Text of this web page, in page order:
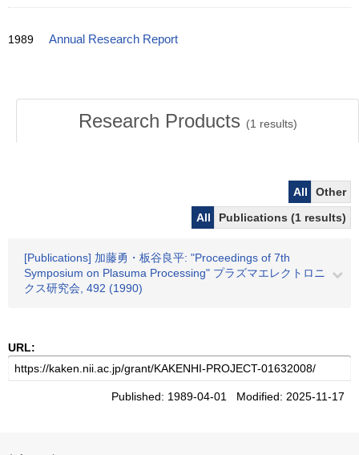
1989 Annual Research Report
Research Products (1 results)
All
Other
All
Publications (1 results)
[Publications] 加藤勇・板谷良平: "Proceedings of 7th
Symposium on Plasuma Processing" プラズマエレクトロニ
クス研究会, 492 (1990)
URL:
Published: 1989-04-01 Modified: 2025-11-17